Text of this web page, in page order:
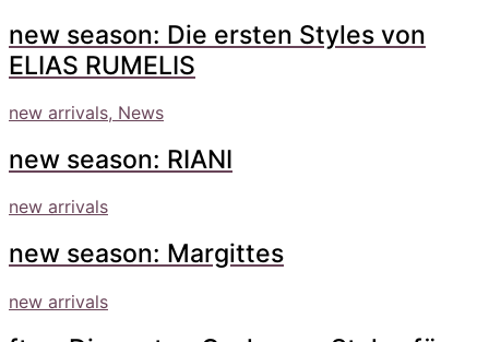
new season: Die ersten Styles von
ELIAS RUMELIS
new arrivals, News
new season: RIANI
new arrivals
new season: Margittes
new arrivals